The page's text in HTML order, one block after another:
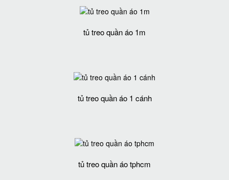
tủ treo quần áo 1m
tủ treo quần áo 1 cánh
tủ treo quần áo tphcm